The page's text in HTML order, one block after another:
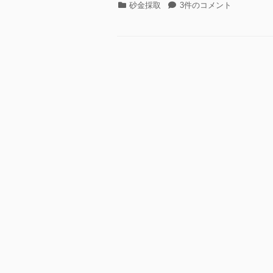
カ 砂金採取
black
3件のコメント